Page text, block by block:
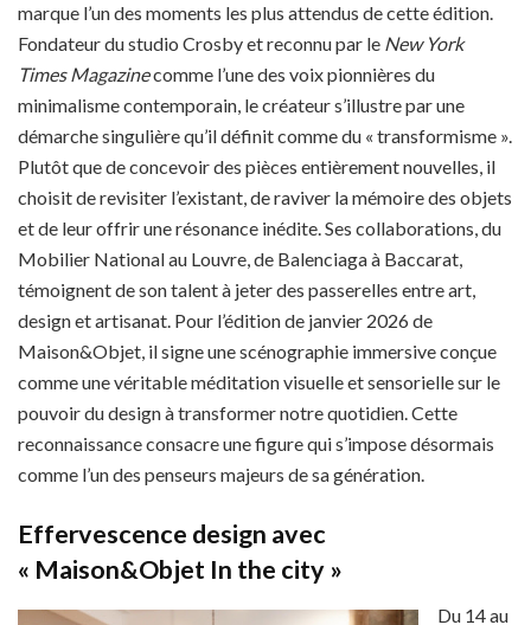
marque l’un des moments les plus attendus de cette édition.
Fondateur du studio Crosby et reconnu par le New York
Times Magazinecomme l’une des voix pionnières du
minimalisme contemporain, le créateur s’illustre par une
démarche singulière qu’il définit comme du « transformisme ».
Plutôt que de concevoir des pièces entièrement nouvelles, il
choisit de revisiter l’existant, de raviver la mémoire des objets
et de leur offrir une résonance inédite. Ses collaborations, du
Mobilier National au Louvre, de Balenciaga à Baccarat,
témoignent de son talent à jeter des passerelles entre art,
design et artisanat. Pour l’édition de janvier 2026 de
Maison&Objet, il signe une scénographie immersive conçue
comme une véritable méditation visuelle et sensorielle sur le
pouvoir du design à transformer notre quotidien. Cette
reconnaissance consacre une figure qui s’impose désormais
comme l’un des penseurs majeurs de sa génération.
Effervescence design avec
« Maison&Objet In the city »
Du 14 au